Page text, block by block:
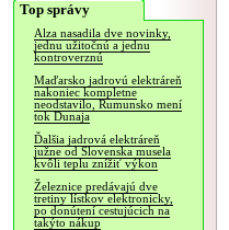
Top správy
Alza nasadila dve novinky,
jednu užitočnú a jednu
kontroverznú
Maďarsko jadrovú elektráreň
nakoniec kompletne
neodstavilo, Rumunsko mení
tok Dunaja
Ďalšia jadrová elektráreň
južne od Slovenska musela
kvôli teplu znížiť výkon
Železnice predávajú dve
tretiny lístkov elektronicky,
po donútení cestujúcich na
takýto nákup